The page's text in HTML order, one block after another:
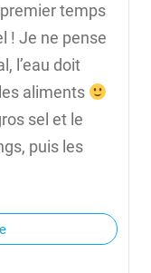
premier temps
! Je ne pense
l’eau doit
aliments
sel et le
puis les